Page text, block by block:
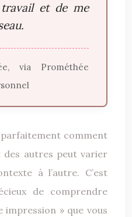
et de me
via Prométhée
comment
autres peut varier
à l’autre. C’est
de comprendre
» que vous